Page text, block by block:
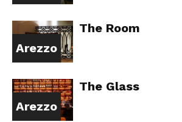
Arezzo
The Room
Arezzo
The Glass